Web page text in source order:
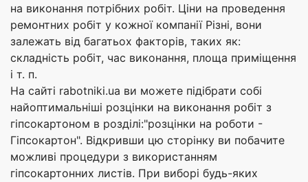
на виконання потрібних робіт. Ціни на проведення
ремонтних робіт у кожної компанії Різні, вони
залежать від багатьох факторів, таких як:
складність робіт, час виконання, площа приміщення
і т. п.
На сайті rabotniki.ua ви можете підібрати собі
найоптимальніші розцінки на виконання робіт з
гіпсокартоном в розділі:"розцінки на роботи -
Гіпсокартон". Відкривши цю сторінку ви побачите
можливі процедури з використанням
гіпсокартонних листів. При виборі будь-яких